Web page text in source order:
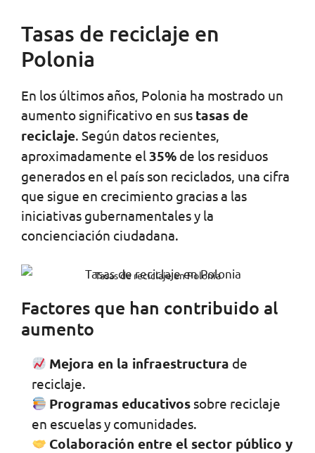
Tasas de reciclaje en
Polonia
En los últimos años, Polonia ha mostrado un
aumento significativo en sus tasas de
reciclaje. Según datos recientes,
aproximadamente el 35% de los residuos
generados en el país son reciclados, una cifra
que sigue en crecimiento gracias a las
iniciativas gubernamentales y la
concienciación ciudadana.
Tasas de reciclaje en Polonia
Factores que han contribuido al
aumento
Mejora en la infraestructura de
reciclaje.
Programas educativos sobre reciclaje
en escuelas y comunidades.
Colaboración entre el sector público y